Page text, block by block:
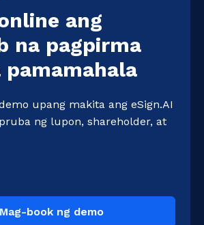
ang
na pagpirma
pamamahala
upang makita ang eSign.AI
ng lupon, shareholder, at
Mag-book ng demo